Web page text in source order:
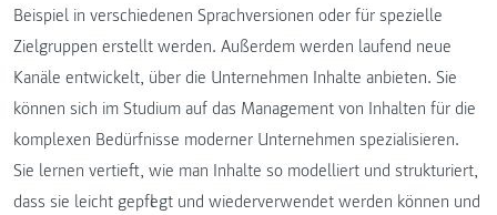
Beispiel in verschiedenen Sprachversionen oder für spezielle
Zielgruppen erstellt werden. Außerdem werden laufend neue
Kanäle entwickelt, über die Unternehmen Inhalte anbieten. Sie
können sich im Studium auf das Management von Inhalten für die
komplexen Bedürfnisse moderner Unternehmen spezialisieren.
Sie lernen vertieft, wie man Inhalte so modelliert und strukturiert,
dass sie leicht gepflegt und wiederverwendet werden können und